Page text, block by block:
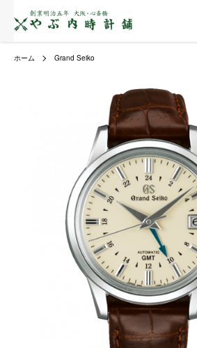
ホーム Grand Seiko